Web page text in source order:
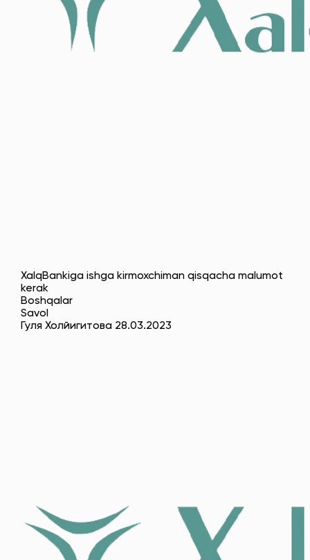
XalqBankiga ishga kirmoxchiman qisqacha malumot
kerak
Boshqalar
Savol
Гуля Холйигитова 28.03.2023